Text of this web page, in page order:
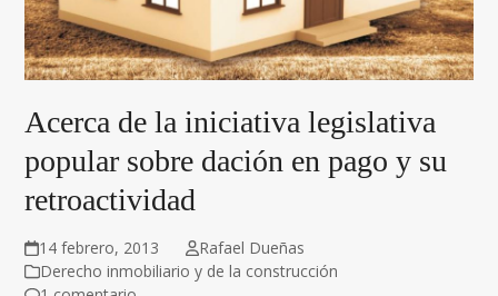
Acerca de la iniciativa legislativa
popular sobre dación en pago y su
retroactividad
14 febrero, 2013
Rafael Dueñas
Derecho inmobiliario y de la construcción